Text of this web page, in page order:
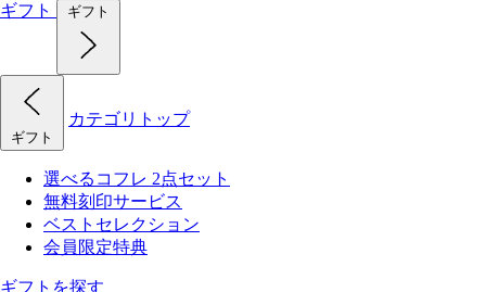
ギフト
ギフト
ギフト
カテゴリトップ
選べるコフレ 2点セット
無料刻印サービス
ベストセレクション
会員限定特典
ギフトを探す